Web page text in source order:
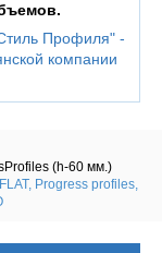
Профиля" -
компании
(h-60 мм.)
Progress profiles,